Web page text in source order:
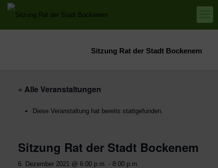
Sitzung Rat der Stadt Bockenem
« Alle Veranstaltungen
Diese Veranstaltung hat bereits stattgefunden.
Sitzung Rat der Stadt Bockenem
6. Dezember 2021 @ 6:00 p.m. - 8:00 p.m.